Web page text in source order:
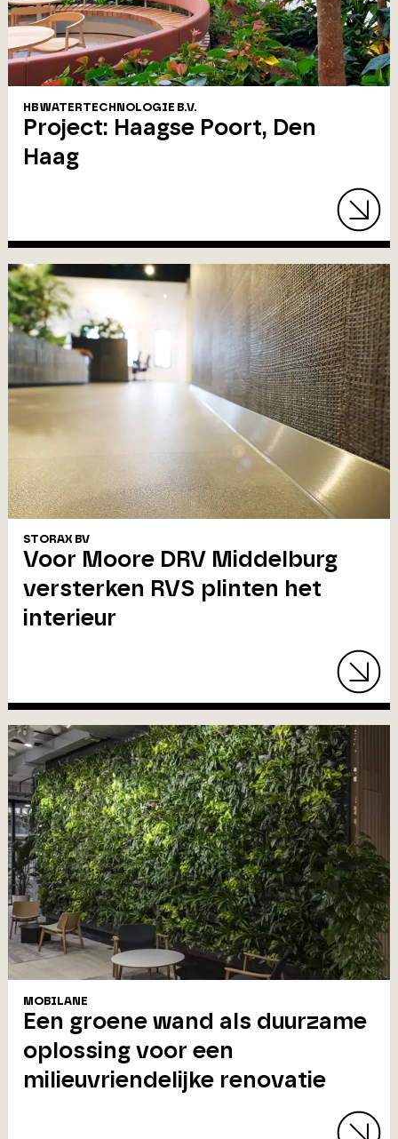
HB WATERTECHNOLOGIE B.V.
Project: Haagse Poort, Den
Haag
STORAX BV
Voor Moore DRV Middelburg
versterken RVS plinten het
interieur
MOBILANE
Een groene wand als duurzame
oplossing voor een
milieuvriendelijke renovatie